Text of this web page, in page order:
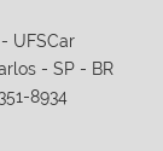
UFSCar
- SP - BR
8934